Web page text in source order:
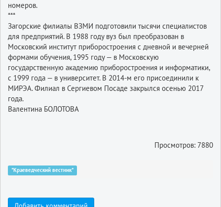
номеров.
***
Загорские филиалы ВЗМИ подготовили тысячи специалистов
для предприятий. В 1988 году вуз был преобразован в
Московский институт приборостроения с дневной и вечерней
формами обучения, 1995 году — в Московскую
государственную академию приборостроения и информатики,
с 1999 года — в университет. В 2014-м его присоединили к
МИРЭА. Филиал в Сергиевом Посаде закрылся осенью 2017
года.
Валентина БОЛОТОВА
Просмотров: 7880
"Краеведческий вестник"